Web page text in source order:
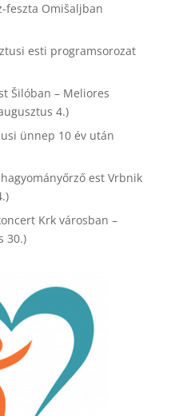
feszta Omišaljban
esti programsorozat
Šilóban – Meliores
4.)
ünnep 10 év után
est Vrbnik
Krk városban –
30.)